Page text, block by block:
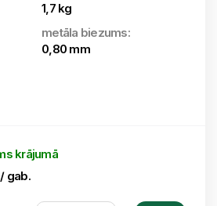
1,7 kg
metāla biezums:
0,80 mm
krājumā
gab.